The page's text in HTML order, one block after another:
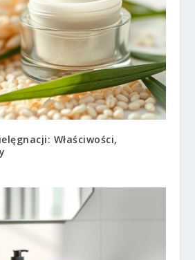
Właściwości,